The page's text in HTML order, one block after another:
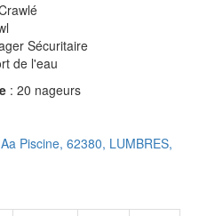
Sécuritaire
de l'eau
: 20 nageurs
Piscine, 62380, LUMBRES,